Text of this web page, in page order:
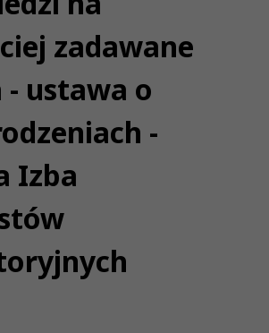
zadawane
ustawa o
-
Izba